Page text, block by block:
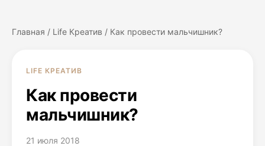
Главная / Life Креатив / Как провести мальчишник?
LIFE КРЕАТИВ
Как провести
мальчишник?
21 июля 2018